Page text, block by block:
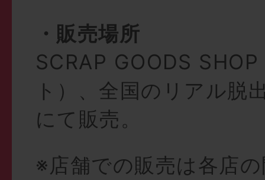
・販売場所
SCRAP GOODS
ト）、全国のリアル脱
にて販売。
※店舗での販売は各店